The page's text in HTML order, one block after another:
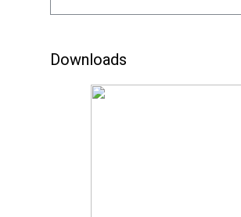
Downloads